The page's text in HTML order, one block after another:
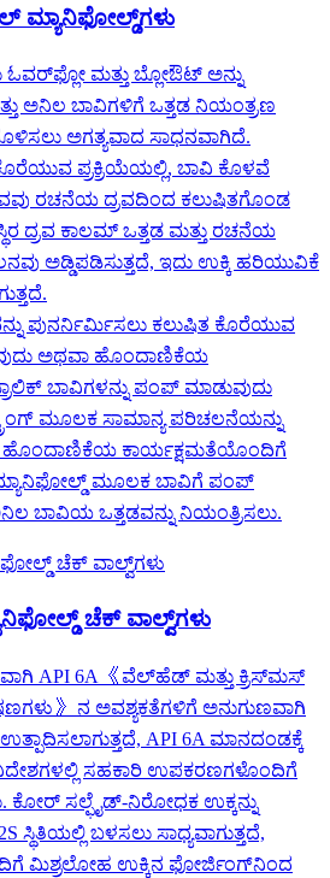
ಮ್ಯಾನಿಫೋಲ್ಡ್‌ಗಳು
ಮತ್ತು ಬ್ಲೋಔಟ್ ಅನ್ನು
ಅನಿಲ ಬಾವಿಗಳಿಗೆ ಒತ್ತಡ ನಿಯಂತ್ರಣ
ಅಗತ್ಯವಾದ ಸಾಧನವಾಗಿದೆ.
ಪ್ರಕ್ರಿಯೆಯಲ್ಲಿ, ಬಾವಿ ಕೊಳವೆ
ರಚನೆಯ ದ್ರವದಿಂದ ಕಲುಷಿತಗೊಂಡ
ದ್ರವ ಕಾಲಮ್ ಒತ್ತಡ ಮತ್ತು ರಚನೆಯ
ಅಡ್ಡಿಪಡಿಸುತ್ತದೆ, ಇದು ಉಕ್ಕಿ ಹರಿಯುವಿಕೆ
ಪುನರ್ನಿರ್ಮಿಸಲು ಕಲುಷಿತ ಕೊರೆಯುವ
ಅಥವಾ ಹೊಂದಾಣಿಕೆಯ
ಬಾವಿಗಳನ್ನು ಪಂಪ್ ಮಾಡುವುದು
ಮೂಲಕ ಸಾಮಾನ್ಯ ಪರಿಚಲನೆಯನ್ನು
ಹೊಂದಾಣಿಕೆಯ ಕಾರ್ಯಕ್ಷಮತೆಯೊಂದಿಗೆ
ಮೂಲಕ ಬಾವಿಗೆ ಪಂಪ್
ಬಾವಿಯ ಒತ್ತಡವನ್ನು ನಿಯಂತ್ರಿಸಲು.
ಚೆಕ್ ವಾಲ್ವ್‌ಗಳು
API 6A 《ವೆಲ್‌ಹೆಡ್ ಮತ್ತು ಕ್ರಿಸ್‌ಮಸ್
》 ನ ಅವಶ್ಯಕತೆಗಳಿಗೆ ಅನುಗುಣವಾಗಿ
API 6A ಮಾನದಂಡಕ್ಕೆ
ಸಹಕಾರಿ ಉಪಕರಣಗಳೊಂದಿಗೆ
ಕೋರ್ ಸಲ್ಫೈಡ್-ನಿರೋಧಕ ಉಕ್ಕನ್ನು
ಬಳಸಲು ಸಾಧ್ಯವಾಗುತ್ತದೆ,
ಮಿಶ್ರಲೋಹ ಉಕ್ಕಿನ ಫೋರ್ಜಿಂಗ್‌ನಿಂದ